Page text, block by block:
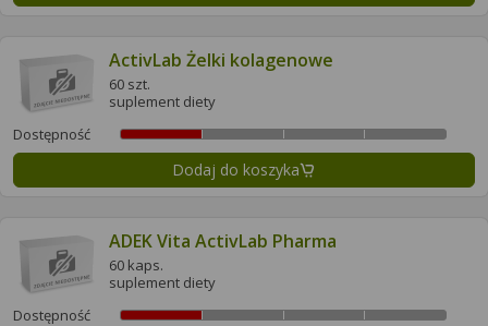
ActivLab Żelki kolagenowe
60 szt.
suplement diety
Dostępność
Dodaj do koszyka
ADEK Vita ActivLab Pharma
60 kaps.
suplement diety
Dostępność